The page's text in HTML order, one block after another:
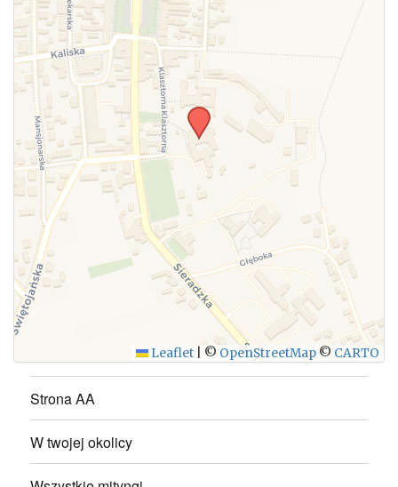
WYŚLIJ
Leaflet © OpenStreetMap © CARTO
Strona AA
W twojej okolicy